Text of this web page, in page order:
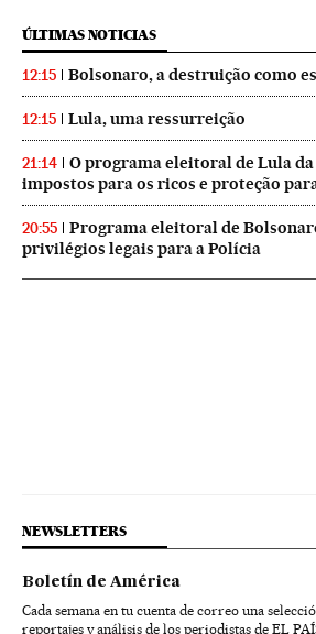
ÚLTIMAS NOTICIAS
12:15 Bolsonaro, a destruição como
12:15 Lula, uma ressurreição
21:14
O programa eleitoral de Lula da
impostos para os ricos e proteção
20:55
Programa eleitoral de
privilégios legais para a Polícia
NEWSLETTERS
Boletín de América
Cada semana en tu cuenta de correo una
reportajes y análisis de los periodistas de EL